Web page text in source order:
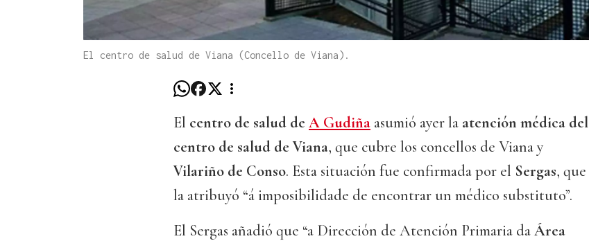
El centro de salud de Viana (Concello de Viana).
El centro de salud de A Gudiña asumió ayer la atención médica del
centro de salud de Viana, que cubre los concellos de Viana y
Vilariño de Conso. Esta situación fue confirmada por el Sergas, que
la atribuyó “á imposibilidade de encontrar un médico substituto”.
El Sergas añadió que “a Dirección de Atención Primaria daÁrea